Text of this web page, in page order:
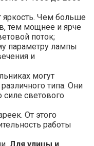
яркость. Чем больше
тем мощнее и ярче
поток;
параметру лампы
и
могут
типа. Они
светового
От этого
работы